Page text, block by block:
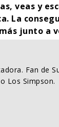
veas y
La
junto a
Fan de
Los Simpson.
CINE